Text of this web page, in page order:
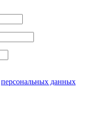
персональных данных